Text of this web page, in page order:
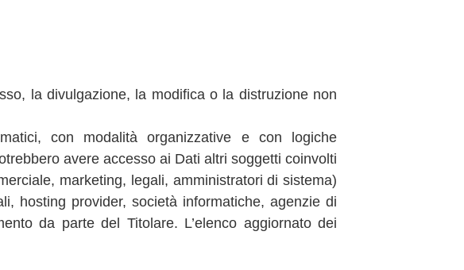
la divulgazione, la modifica o la distruzione non
con modalità organizzative e con logiche
avere accesso ai Dati altri soggetti coinvolti
marketing, legali, amministratori di sistema)
hosting provider, società informatiche, agenzie di
da parte del Titolare. L’elenco aggiornato dei